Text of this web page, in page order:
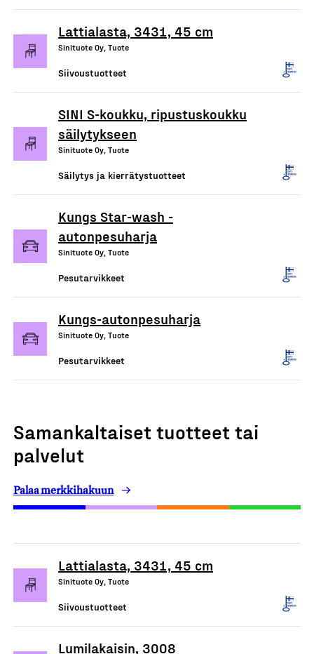
Lattialasta, 3431, 45 cm
Sinituote Oy, Tuote
Siivoustuotteet
SINI S-koukku, ripustuskoukku
säilytykseen
Sinituote Oy, Tuote
Säilytys ja kierrätystuotteet
Kungs Star-wash -
autonpesuharja
Sinituote Oy, Tuote
Pesutarvikkeet
Kungs-autonpesuharja
Sinituote Oy, Tuote
Pesutarvikkeet
Samankaltaiset tuotteet tai
palvelut
Palaa merkkihakuun
Lattialasta, 3431, 45 cm
Sinituote Oy, Tuote
Siivoustuotteet
Lumilakaisin, 3008